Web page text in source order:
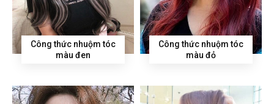
Công thức nhuộm tóc
màu đen
Công thức nhuộm tóc
màu đỏ